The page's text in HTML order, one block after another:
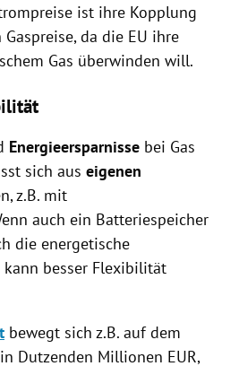
ist ihre Kopplung
da die EU ihre
Gas überwinden will.
Energieersparnisse bei Gas
sich aus eigenen
z.B. mit
auch ein Batteriespeicher
die energetische
besser Flexibilität
bewegt sich z.B. auf dem
Dutzenden Millionen EUR,